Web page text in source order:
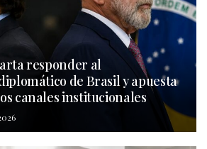
responder al
de Brasil y apuesta
canales institucionales